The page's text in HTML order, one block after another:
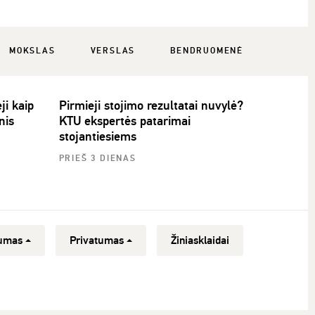
MOKSLAS VERSLAS BENDRUOMENĖ
kaip
Pirmieji stojimo rezultatai nuvylė?
KTU ekspertės patarimai
stojantiesiems
PRIEŠ 3 DIENAS
Privatumas Žiniasklaidai